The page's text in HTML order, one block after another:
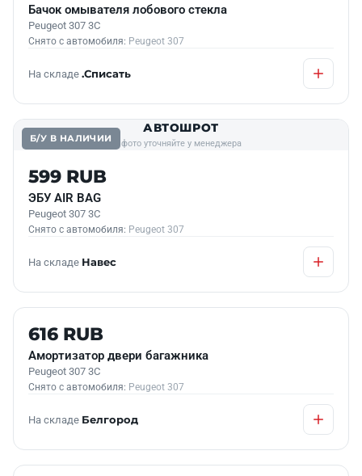
Бачок омывателя лобового стекла
Peugeot 307 3C
Снято с автомобиля: Peugeot 307
На складе .Списать
Б/У В НАЛИЧИИ
АВТОШРОТ
фото уточняйте у менеджера
599 RUB
ЭБУ АIR BAG
Peugeot 307 3C
Снято с автомобиля: Peugeot 307
На складе Навес
Б/У В НАЛИЧИИ
616 RUB
Амортизатор двери багажника
Peugeot 307 3C
Снято с автомобиля: Peugeot 307
На складе Белгород